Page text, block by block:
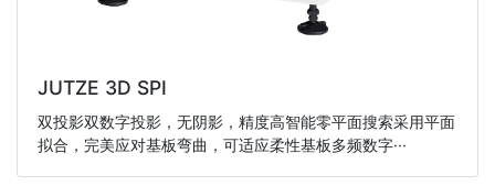
JUTZE 3D SPI
双投影双数字投影，无阴影，精度高智能零平面搜索采用平面
拟合，完美应对基板弯曲，可适应柔性基板多频数字···